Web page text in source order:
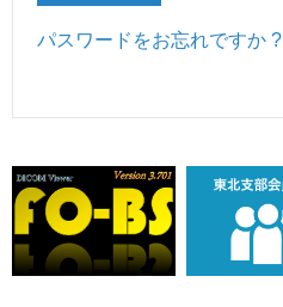
パスワードをお忘れですか ?